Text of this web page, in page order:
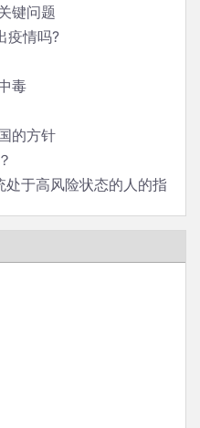
键问题
疫情吗?
毒
的方针
于高风险状态的人的指